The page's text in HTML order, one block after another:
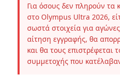
Για όσους δεν πληρούν τα
στο Olympus Ultra 2026,
σωστά στοιχεία για
αίτηση εγγραφής, θα
και θα τους επιστρέφεται
συμμετοχής που